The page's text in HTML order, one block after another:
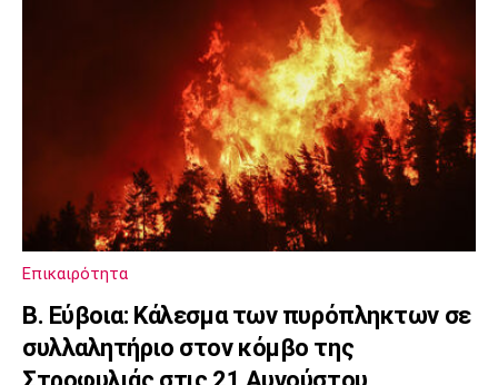
Επικαιρότητα
Β. Εύβοια: Κάλεσμα των πυρόπληκτων σε
συλλαλητήριο στον κόμβο της